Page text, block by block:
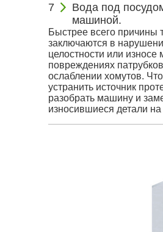
Вода под
машиной.
Быстрее всего причины
заключаются в
целостности или износе
повреждениях
ослаблении хомутов.
устранить источник
разобрать машину и
износившиеся детали